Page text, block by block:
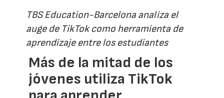
TBS Education-Barcelona analiza el
auge de TikTok como herramienta de
aprendizaje entre los estudiantes
Más de la mitad de los
jóvenes utiliza TikTok